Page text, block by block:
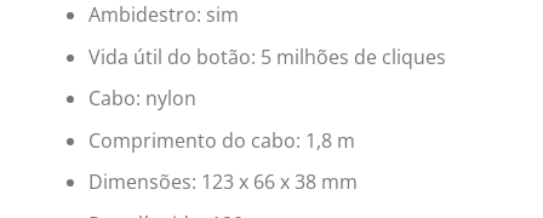
Ambidestro: sim
Vida útil do botão: 5 milhões de cliques
Cabo: nylon
Comprimento do cabo: 1,8 m
Dimensões: 123 x 66 x 38 mm